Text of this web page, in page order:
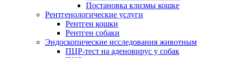
Постановка клизмы кошке
Рентгенологические услуги
Рентген кошки
Рентген собаки
Эндоскопические исследования животным
ПЦР-тест на аденовирус у собак